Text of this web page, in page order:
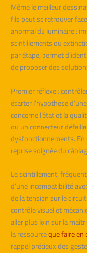
Même le meilleur
fils peut se retrouver
anormal du luminaire :
scintillements ou
par étape, permet
de proposer des
Premier réflexe :
écarter l’hypothèse
concerne l’état et la
ou un connecteur
dysfonctionnements. En
reprise soignée du
Le scintillement,
d’une incompatibilité
de la tension sur le
contrôle visuel et
aller plus loin sur la
la ressourceque faire en
rappel précieux des